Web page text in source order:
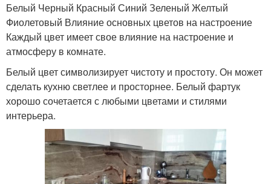
Белый Черный Красный Синий Зеленый Желтый
Фиолетовый Влияние основных цветов на настроение
Каждый цвет имеет свое влияние на настроение и
атмосферу в комнате.
Белый цвет символизирует чистоту и простоту. Он может
сделать кухню светлее и просторнее. Белый фартук
хорошо сочетается с любыми цветами и стилями
интерьера.